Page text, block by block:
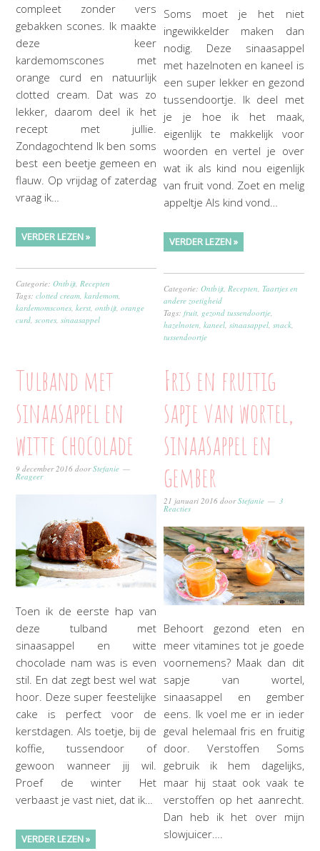
compleet zonder vers
gebakken scones. Ik maakte
deze keer
kardemomscones met
orange curd en natuurlijk
clotted cream. Dat was zo
lekker, daarom deel ik het
recept met jullie.
Zondagochtend Ik ben soms
best een beetje gemeen en
flauw. Op vrijdag of zaterdag
vraag ik…
VERDER LEZEN »
Categorie:Ontbijt Recepten
Tags:clotted cream ,kardemom
kardemomscones ,kerst ,ontbijt ,orange
curd ,scones ,sinaasappel
Soms moet je het niet
ingewikkelder maken dan
nodig. Deze sinaasappel
met hazelnoten en kaneel is
een super lekker en gezond
tussendoortje. Ik deel met
je je hoe ik het maak,
eigenlijk te makkelijk voor
woorden en vertel je over
wat ik als kind nou eigenlijk
van fruit vond. Zoet en melig
appeltje Als kind vond…
VERDER LEZEN »
Categorie:Ontbijt Recepten ,Taartjes en
andere zoetigheid
Tags:fruit gezond tussendoortje
hazelnoten ,kaneel ,sinaasappel ,snack
tussendoortje
Tulband met
sinaasappel en
witte chocolade
9 december 2016 doorStefanie
Reageer
Toen ik de eerste hap van
deze tulband met
sinaasappel en witte
chocolade nam was is even
stil. En dat zegt best wel wat
hoor. Deze super feestelijke
cake is perfect voor de
kerstdagen. Als toetje, bij de
koffie, tussendoor of
gewoon wanneer jij wil.
Proef de winter Het
verbaast je vast niet, dat ik…
VERDER LEZEN »
Fris en fruitig
sapje van wortel,
sinaasappel en
gember
21 januari 2016 doorStefanie 3
Reacties
Behoort gezond eten en
meer vitamines tot je goede
voornemens? Maak dan dit
sapje van wortel,
sinaasappel en gember
eens. Ik voel me er in ieder
geval helemaal fris en fruitig
door. Verstoffen Soms
gebruik ik hem dagelijks,
maar hij staat ook vaak te
verstoffen op het aanrecht.
Dan heb ik het over mijn
slowjuicer….